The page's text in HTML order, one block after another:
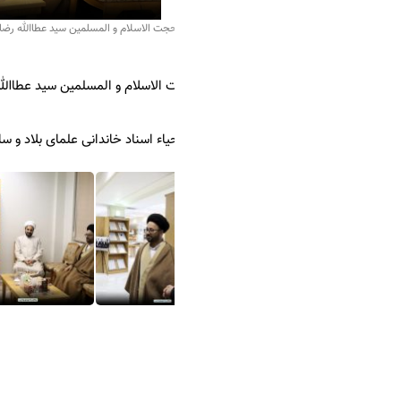
الاسلام و المسلمین سید عطاالله رضا توفیقی از مرکز اسناد حوزه و روحانیت
الاسلام و المسلمین سید عطاالله رضا توفیقی از مرکز اسناد حوزه و
اسناد خاندانی علمای بلاد و ساماندهی و غنای محتوایی آرشیو حوزه های